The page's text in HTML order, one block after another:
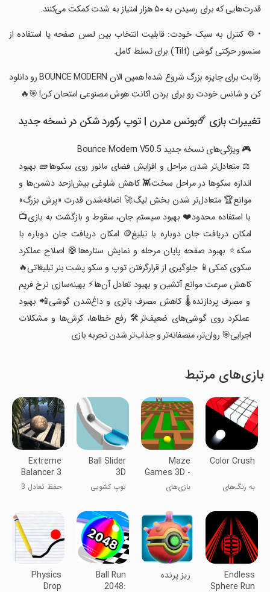
قدرت‌هایی که برای رسیدن به ۵۰ هزار امتیاز به شدت کمکت می‌کنند.
‏‏• ⚙️ کنترل به سبک خودت: قابلیت انتخاب بین لمس صفحه یا استفاده از
سنسور حرکتی گوشی (Tilt) برای تسلط کامل.
‏‏رقابت برای جایزه بزرگ شروع شده! همین الان BOUNCE MODERN رو دانلود
کن و شانس خودت رو برای بردن اکانت هوش مصنوعی امتحان کن! 🎯🔥
تغییرات بازی ‏‏☄️بونس مدرن | توپ رکورد شکن در نسخه جدید
🎮 ویژگی‌های نسخه جدید Bounce Modern V50.5
⚖️ متعادل‌تر شدن مراحل و افزایش فضای مانور روی سکوها🧱 بهبود
اندازه سکوها در مراحل سخت👾 کاهش شلوغی بیش‌ازحد دشمن‌ها و
موانع🏆 متعادل‌تر شدن بخش لیگ🚀 اضافه‌شدن قدرت «پرش بزرگ»
با استفاده محدود❤️ بهبود سیستم جان، سقوط و بازگشت به بازی📺
امکان دریافت جان دوباره با تبلیغ🪙 امکان دریافت جان دوباره با
سکه⭐ بهبود صفحه پایان مرحله و نمایش ستاره‌ها🛟 اصلاح عملکرد
سکوی کمکی📱 جلوگیری از قرارگرفتن توپ و سکو پشت بنر تبلیغاتی🔥
کاهش سرعت موانع آتشین و بهبود تعادل آن‌ها⚡ بهینه‌سازی نرخ فریم
و مصرف پردازنده🌡️ کاهش مصرف باتری و داغ‌شدن گوشی📲 بهبود
عملکرد روی گوشی‌های ضعیف‌تر🛠️ رفع خطاها، کرش‌ها و مشکلات
اجرایی🎯 روان‌تر، منصفانه‌تر و جذاب‌تر شدن تجربه بازی
بازی‌های مرتبط
Color Crush
به رنگ‌های
Maze
Games 3D -
Fun
Labyrinth
بازی‌های
لابیرنت
سرگرم‌کننده
Ball Slider
3D
توپ کشویی
Extreme
Balancer 3
حفظ تعادل 3
Endless
Sphere Run
‏ریز پرنده
Ball Run
2048:
Physics
Drop